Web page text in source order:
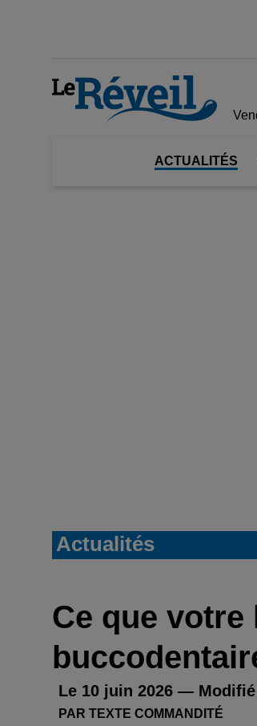
ACTUALITÉS
Actualités
Ce que
Le 10 juin 2026 —
PAR TEXTE COMMANDITÉ